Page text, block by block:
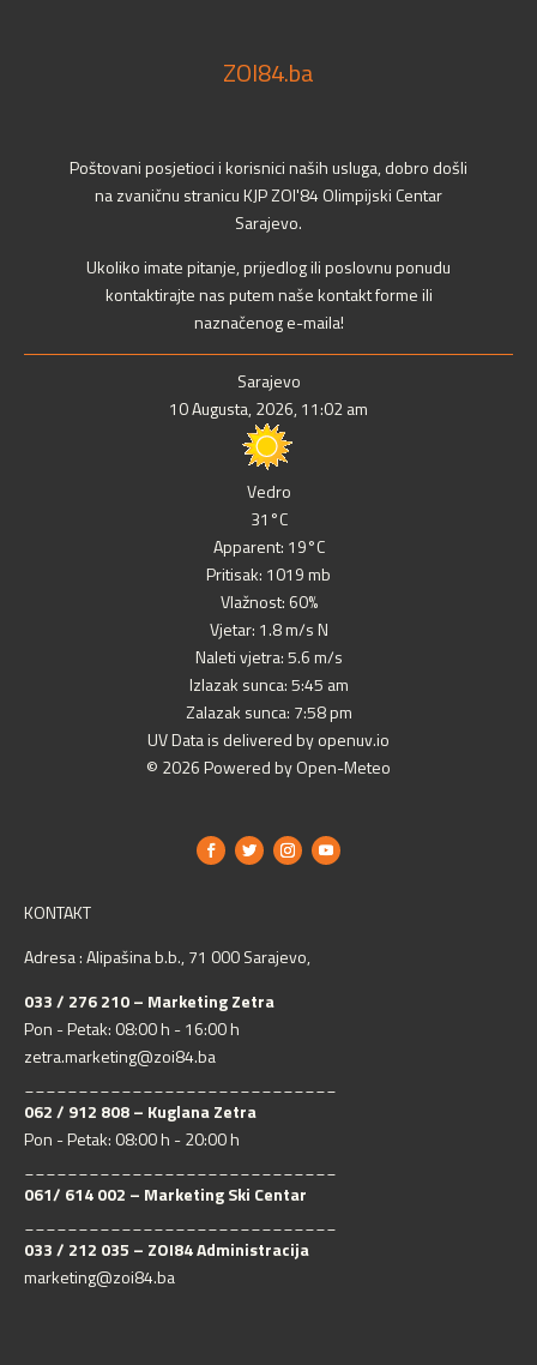
ZOI84.ba
Poštovani posjetioci i korisnici naših usluga, dobro došli
na zvaničnu stranicu KJP ZOI'84 Olimpijski Centar
Sarajevo.
Ukoliko imate pitanje, prijedlog ili poslovnu ponudu
kontaktirajte nas putem naše kontakt forme ili
naznačenog e-maila!
Sarajevo
10 Augusta, 2026, 11:02 am
Vedro
31°C
Apparent: 19°C
Pritisak: 1019 mb
Vlažnost: 60%
Vjetar: 1.8 m/s N
Naleti vjetra: 5.6 m/s
Izlazak sunca: 5:45 am
Zalazak sunca: 7:58 pm
UV Data is delivered by openuv.io
© 2026 Powered by Open-Meteo
KONTAKT
Adresa : Alipašina b.b., 71 000 Sarajevo,
033 / 276 210 – Marketing Zetra
Pon - Petak: 08:00 h - 16:00 h
zetra.marketing@zoi84.ba
062 / 912 808 – Kuglana Zetra
Pon - Petak: 08:00 h - 20:00 h
061/ 614 002 – Marketing Ski Centar
033 / 212 035 – ZOI84 Administracija
marketing@zoi84.ba